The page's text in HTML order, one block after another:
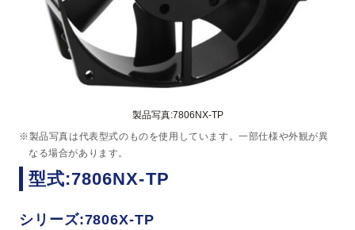
製品写真:7806NX-TP
※製品写真は代表型式のものを使用しています。一部仕様や外観が異
なる場合があります。
型式:7806NX-TP
シリーズ:7806X-TP